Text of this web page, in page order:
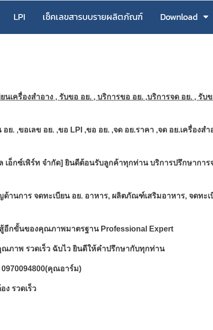
LPI เช็คเลขสารบบรายผลิตภัณฑ์ Download
นเครื่องสำอาง , รับขอ อย. , บริการขอ อย. ,บริการจด อย. , รับ
อย. ,ขอเลข อย. ,ขอ LPI ,ขอ อย. ,จด อย.ราคา ,จด อย.เครื่องส
เอ็กซ์เพิร์ท จำกัด] ยินดีต้อนรับลูกค้าทุกท่าน บริการปรึกษาการ
ด้านการ จดทะเบียน อย. อาหาร, ผลิตภัณฑ์เสริมอาหาร, จดทะเ
อีกขั้นของคุณภาพมาตรฐาน Professional Expert
ภาพ รวดเร็ว ฉับไว ยินดีให้คำปรึกษากับทุกท่าน
0970094800(คุณอาร์ม)
รวดเร็ว